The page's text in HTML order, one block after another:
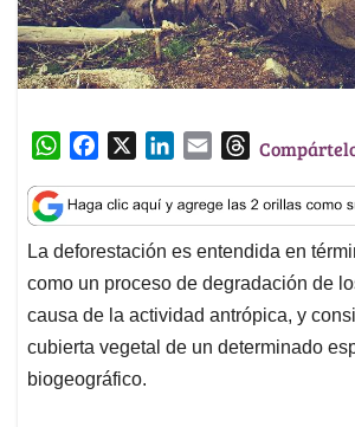
W
a
t
s
A
p
p
c
e
b
o
o
k
n
k
e
d
I
n
a
i
l
T
r
e
a
d
s
La deforestación es entendida en
como un proceso de degradación de
causa de la actividad antrópica, y
cubierta vegetal de un determinado
biogeográfico.